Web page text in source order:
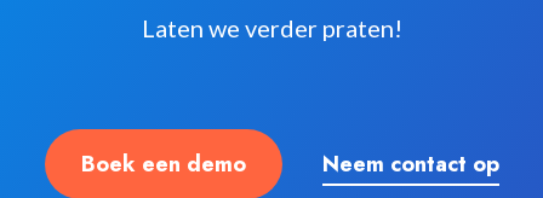
Laten we verder praten!
Boek een demo Neem contact op